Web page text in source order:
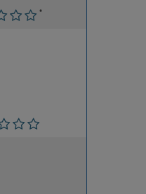
*